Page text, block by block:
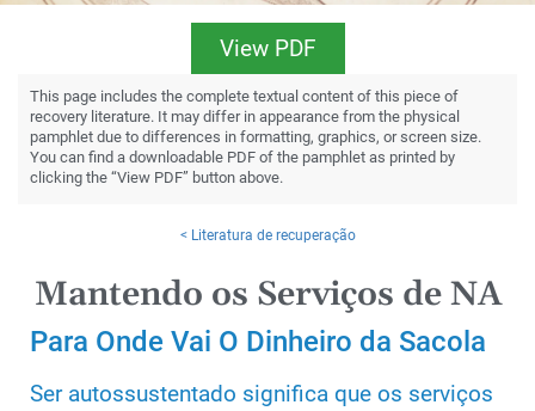
View PDF
This page includes the complete textual content of this piece of
recovery literature. It may differ in appearance from the physical
pamphlet due to differences in formatting, graphics, or screen size.
You can find a downloadable PDF of the pamphlet as printed by
clicking the “View PDF” button above.
< Literatura de recuperação
Mantendo os Serviços de NA
Para Onde Vai O Dinheiro da Sacola
Ser autossustentado significa que os serviços